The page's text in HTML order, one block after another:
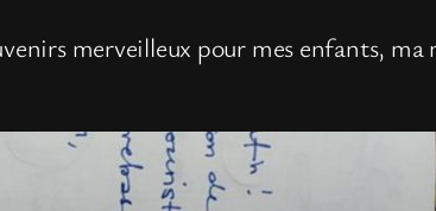
merveilleux pour mes enfants,